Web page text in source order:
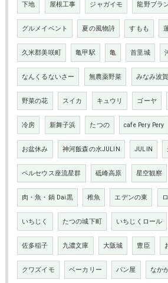
下地 屋根工事 ジャガイモ 龍野ブラ
グルメイベント 夏の風物詩 すもも
久米郡美咲町 亀甲駅 亀 首里城
なんくるないさー 無農薬野菜 みなみ波賀
野菜の花 スイカ キュウリ ゴーヤ
冷房 新舞子浜 たつの cafe Pery Pery
お盆休み 神河飯森の水JULIN JULIN
ペルセウス座流星群 砥峰高原 星空観察
肉・魚・鍋 Dai黒 稚魚 エデンの東
いちじく たつの城下町 いちじくロール
佐多稲子 九濃文庫 大阪城 豊臣
クワズイモ ベーカリー パン屋 なか